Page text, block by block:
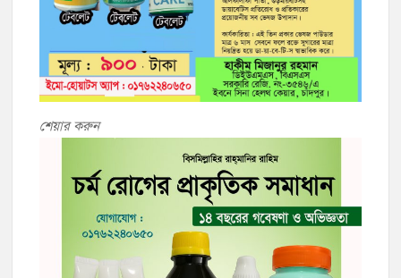
শেয়ার করুন